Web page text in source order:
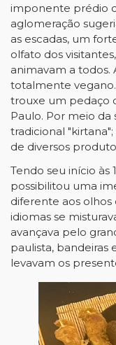
imponente prédio
aglomeração
as escadas, um
olfato dos
animavam a todos.
totalmente
trouxe um pedaço
Paulo. Por meio da
tradicional
de diversos
Tendo seu início às
possibilitou uma
diferente aos olhos
idiomas se
avançava pelo
paulista, bandeiras
levavam os